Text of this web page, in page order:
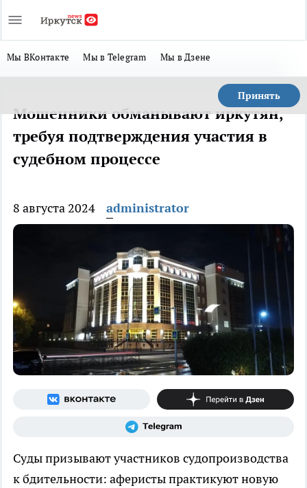
Мы ВКонтакте Мы в Telegram Мы в Дзене
Принять
​Мошенники обманывают иркутян,
требуя подтверждения участия в
судебном процессе
8 августа 2024 administrator
Суды призывают участников судопроизводства
к бдительности: аферисты практикуют новую